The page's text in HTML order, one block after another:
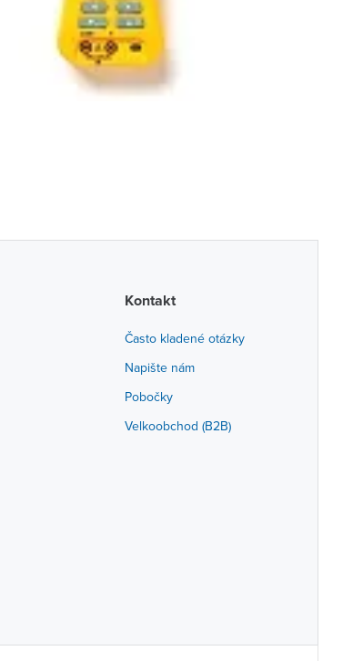
Kontakt
Často kladené otázky
Napište nám
Pobočky
Velkoobchod (B2B)